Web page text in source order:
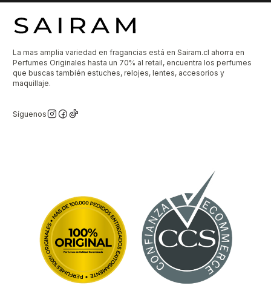
La mas amplia variedad en fragancias está en Sairam.cl ahorra en
Perfumes Originales hasta un 70% al retail, encuentra los perfumes
que buscas también estuches, relojes, lentes, accesorios y
maquillaje.
Síguenos